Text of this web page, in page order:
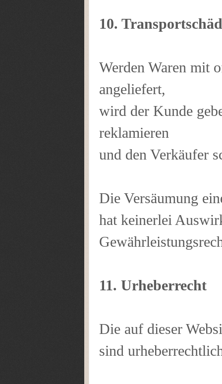
10.
Werden Waren mit
angeliefert,
wird der Kunde
reklamieren
und den Verkäufer
Die Versäumung
hat keinerlei
11. Urheberrecht
Die auf dieser
sind